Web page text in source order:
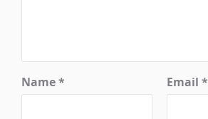
Name* Email *